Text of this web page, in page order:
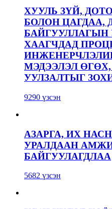
ХУУЛЬ ЗҮЙ,
БОЛОН ЦАГДАА,
БАЙГУУЛЛАГЫН
ХААГЧДАД
МЭДЭЭЛЭЛ
УУЛЗАЛТЫГ
9290 үзсэн
АЗАРГА, ИХ
УРАЛДААН
БАЙГУУЛАГДЛАА
5682 үзсэн